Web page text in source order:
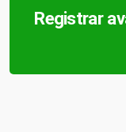
Registrar